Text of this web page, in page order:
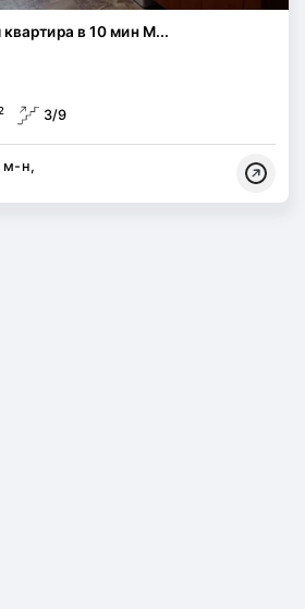
в 10 мин М...
3/9
м-н,